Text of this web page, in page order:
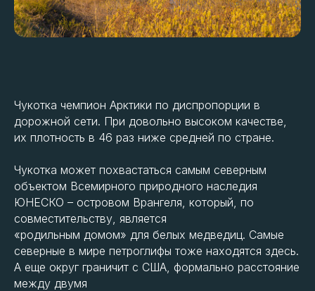
Чукотка чемпион Арктики по диспропорции в
дорожной сети. При довольно высоком качестве,
их плотность в 46 раз ниже средней по стране.
Чукотка может похвастаться самым северным
объектом Всемирного природного наследия
ЮНЕСКО – островом Врангеля, который, по
совместительству, является
«родильным домом» для белых медведиц. Самые
северные в мире петроглифы тоже находятся здесь.
А еще округ граничит с США, формально расстояние
между двумя